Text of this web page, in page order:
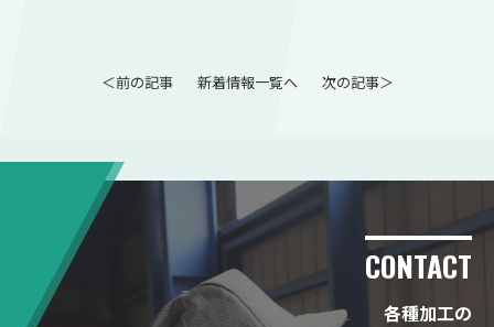
＜前の記事 新着情報一覧へ 次の記事＞
CONTACT
各種加工の